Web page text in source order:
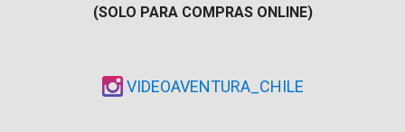
(SOLO PARA COMPRAS ONLINE)
VIDEOAVENTURA_CHILE